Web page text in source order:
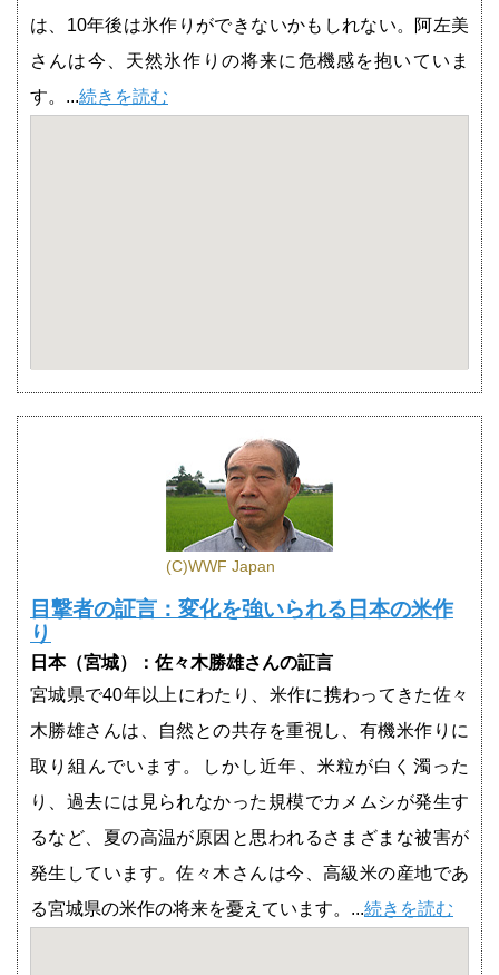
は、10年後は氷作りができないかもしれない。阿左美
さんは今、天然氷作りの将来に危機感を抱いていま
す。...続きを読む
(C)WWF Japan
目撃者の証言：変化を強いられる日本の米作
り
日本（宮城）：佐々木勝雄さんの証言
宮城県で40年以上にわたり、米作に携わってきた佐々
木勝雄さんは、自然との共存を重視し、有機米作りに
取り組んでいます。しかし近年、米粒が白く濁った
り、過去には見られなかった規模でカメムシが発生す
るなど、夏の高温が原因と思われるさまざまな被害が
発生しています。佐々木さんは今、高級米の産地であ
る宮城県の米作の将来を憂えています。...続きを読む